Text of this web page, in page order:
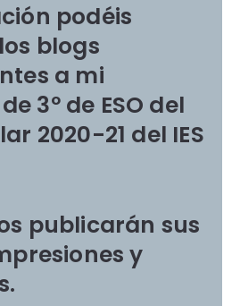
podéis
blogs
a mi
3º de ESO del
2020-21 del IES
publicarán sus
y